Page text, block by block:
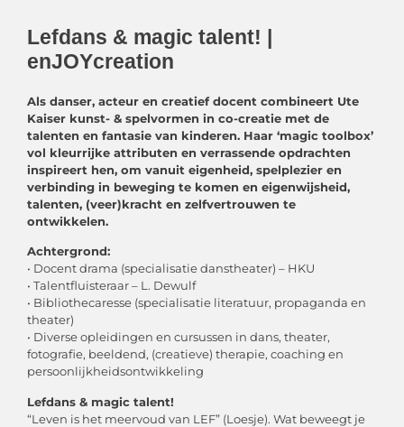
Lefdans & magic talent! |
enJOYcreation
Als danser, acteur en creatief docent combineert Ute
Kaiser kunst- & spelvormen in co-creatie met de
talenten en fantasie van kinderen. Haar ‘magic toolbox’
vol kleurrijke attributen en verrassende opdrachten
inspireert hen, om vanuit eigenheid, spelplezier en
verbinding in beweging te komen en eigenwijsheid,
talenten, (veer)kracht en zelfvertrouwen te
ontwikkelen.
Achtergrond:
• Docent drama (specialisatie danstheater) – HKU
• Talentfluisteraar – L. Dewulf
• Bibliothecaresse (specialisatie literatuur, propaganda en
theater)
• Diverse opleidingen en cursussen in dans, theater,
fotografie, beeldend, (creatieve) therapie, coaching en
persoonlijkheidsontwikkeling
Lefdans & magic talent!
“Leven is het meervoud van LEF” (Loesje). Wat beweegt je